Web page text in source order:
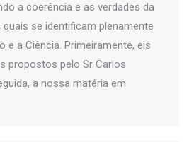
a coerência e as verdades da
quais se identificam plenamente
e a Ciência. Primeiramente, eis
propostos pelo Sr Carlos
a nossa matéria em